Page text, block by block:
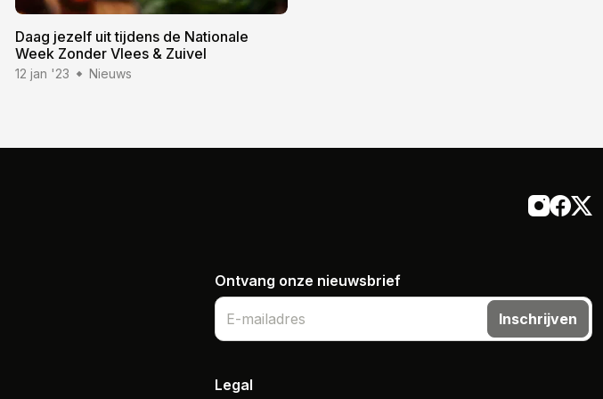
Daag jezelf uit tijdens de Nationale
Week Zonder Vlees & Zuivel
12 jan '23 Nieuws
Ontvang onze nieuwsbrief
Inschrijven
Legal